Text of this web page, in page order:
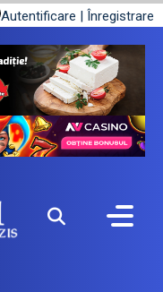
Autentificare | Înregistrare